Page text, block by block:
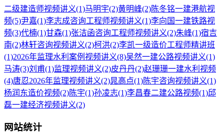
二级建造师视频讲义(1)马明宇(2)黄明峰(2)陈冬铭一建港航视
频(5)尹嘉(1)李志成咨询工程师视频讲义(1)李向国一建铁路视
频(3)代楠(1)甘森(1)张洁函咨询工程师视频讲义(2)朱峰(1)宿吉
南(2)林轩咨询视频讲义(2)柯洪(2)李凯一级造价工程师精讲班
(1)2026年监理水利案例视频讲义(8)吴然一建公路视频讲义(1)
马涛(3)刘甫(1)监理视频讲义(2)皮丹丹(2)赵珊珊一建水利视频
(4)唐忍2026年监理视频讲义(2)晁高点(1)陈宇咨询视频讲义(1)
杨润东造价视频(2)陈宇(1)孙凌志(1)李昌春二建公路视频(1)邱
磊一建经济视频讲义(2)
网站统计